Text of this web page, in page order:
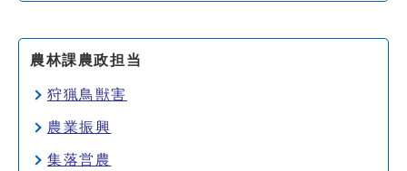
農林課農政担当
狩猟鳥獣害
農業振興
集落営農